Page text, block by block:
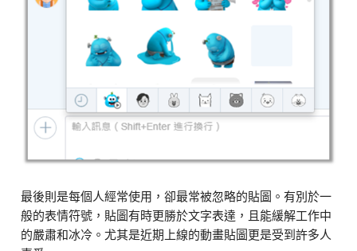
最後則是每個人經常使用，卻最常被忽略的貼圖。有別於一
般的表情符號，貼圖有時更勝於文字表達，且能緩解工作中
的嚴肅和冰冷。尤其是近期上線的動畫貼圖更是受到許多人